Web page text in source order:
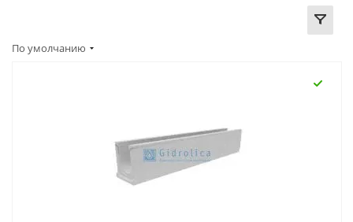
По умолчанию